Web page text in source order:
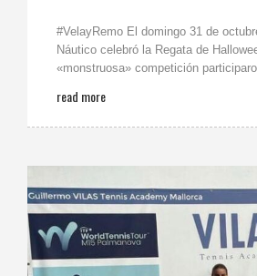
#VelayRemo El domingo 31 de
Náutico celebró la Regata de
«monstruosa» competición
read more